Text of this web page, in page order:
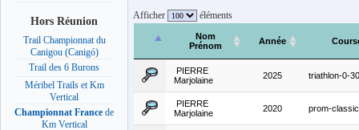
Hors Réunion
Trail Championnat du
Canigou (Canigó)
Trail des 6 Burons
Méribel Trails et Km
Vertical
Championnat France de
Km Vertical
Afficher éléments
Nom
Prénom
Année
PIERRE
Marjolaine
2025 triathlon-0-
PIERRE
Marjolaine
2020 prom-classic